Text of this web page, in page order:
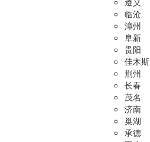
临沧
漳州
阜新
贵阳
佳木斯
荆州
长春
茂名
济南
巢湖
承德